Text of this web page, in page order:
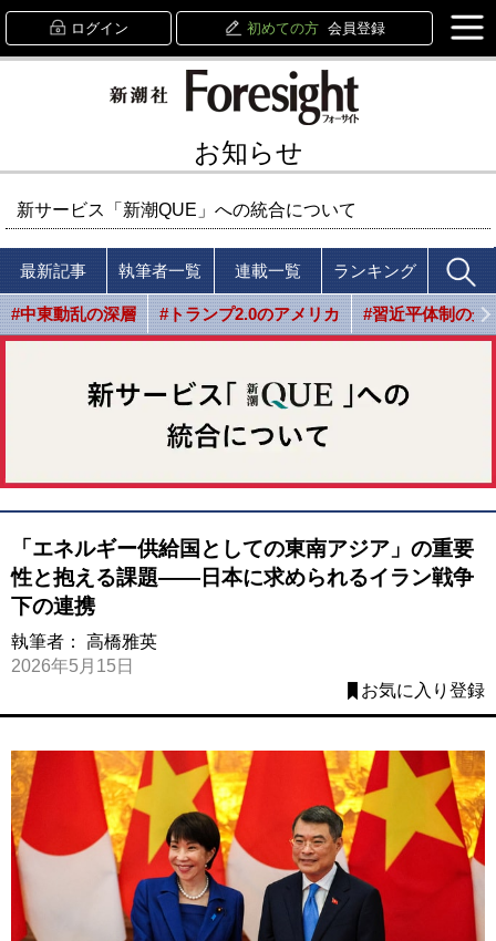
ログイン 初めての方 会員登録
お知らせ
新サービス「新潮QUE」への統合について
最新記事 執筆者一覧 連載一覧 ランキング
#中東動乱の深層 #トランプ2.0のアメリカ #習近平体制の光
「エネルギー供給国としての東南アジア」の重要
性と抱える課題――日本に求められるイラン戦争
下の連携
執筆者： 高橋雅英
2026年5月15日
お気に入り登録